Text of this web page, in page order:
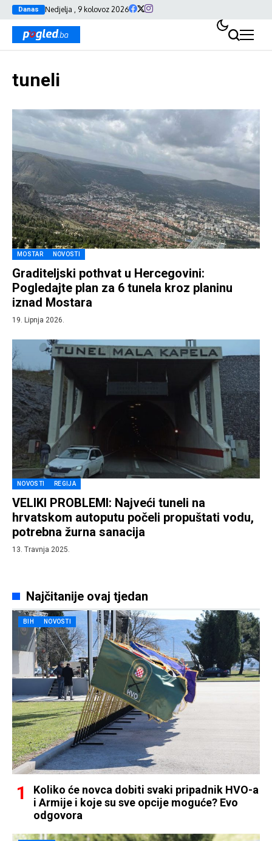
Danas Nedjelja , 9 kolovoz 2026
tuneli
MOSTAR NOVOSTI
Graditeljski pothvat u Hercegovini:
Pogledajte plan za 6 tunela kroz planinu
iznad Mostara
19. Lipnja 2026.
NOVOSTI REGIJA
VELIKI PROBLEMI: Najveći tuneli na
hrvatskom autoputu počeli propuštati vodu,
potrebna žurna sanacija
13. Travnja 2025.
Najčitanije ovaj tjedan
BIH NOVOSTI
Koliko će novca dobiti svaki pripadnik HVO-a
i Armije i koje su sve opcije moguće? Evo
odgovora